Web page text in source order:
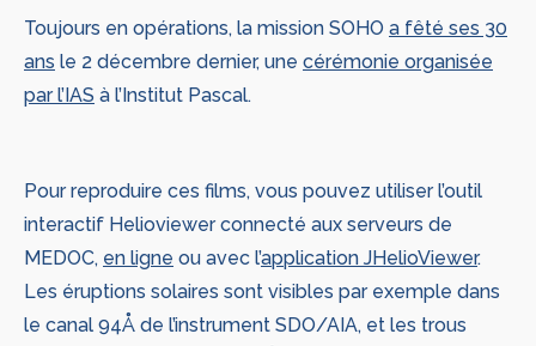
Toujours en opérations, la mission SOHO a fêté ses 30
ans le 2 décembre dernier, une cérémonie organisée
par l’IAS à l’Institut Pascal.
Pour reproduire ces films, vous pouvez utiliser l’outil
interactif Helioviewer connecté aux serveurs de
MEDOC, en ligne ou avec l’application JHelioViewer.
Les éruptions solaires sont visibles par exemple dans
le canal 94Å de l’instrument SDO/AIA, et les trous